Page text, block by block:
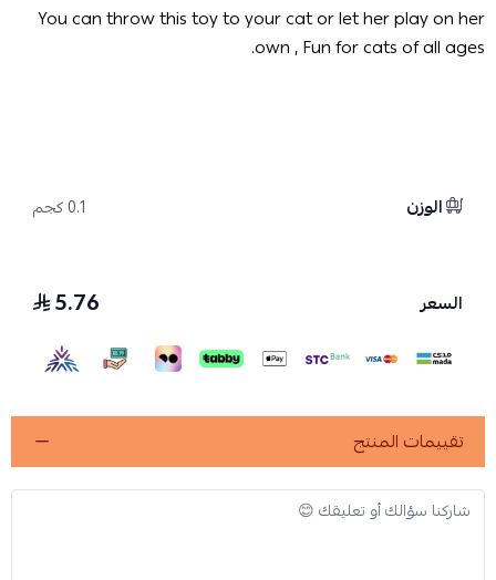
You can throw this toy to your cat or let her play on her
own , Fun for cats of all ages.
الوزن 0.1 كجم
السعر 5.76
تقييمات المنتج